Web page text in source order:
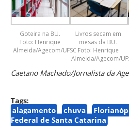
Goteira na BU.
Foto: Henrique
Almeida/Agecom/UFSC
Livros secam em
mesas da BU.
Foto: Henrique
Almeida/Agecom/
Caetano Machado/Jornalista da
Tags:
alagamento
chuva
Federal de Santa Catarina